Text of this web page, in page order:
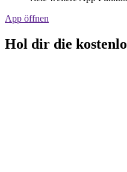
App öffnen
Hol dir die